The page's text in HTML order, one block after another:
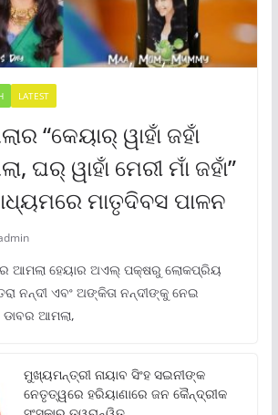
LATEST
“କେୟାର୍ ୱାହାଁ ଜହାଁ
ଘର୍ ୱାହାଁ ମେରୀ ମାଁ ଜହାଁ”
ମାତୃଦିବସ ପାଳନ
ଆମଲା ହେୟାର ଅଏଲ୍ ପକ୍ଷରୁ ଲୋକପ୍ରିୟ
ନନ୍ଦୀ ଏବଂ ଅଙ୍କିତା ନନ୍ଦୀଙ୍କୁ ନେଇ
ଡାବର ଆମଲା,
ମୁଖ୍ୟମନ୍ତ୍ରୀ ନାୟାବ ସିଂହ ସଇନୀଙ୍କ
ନେତୃତ୍ୱରେ ହରିୟାଣାରେ ଜନ କୈନ୍ଦ୍ରୀକ